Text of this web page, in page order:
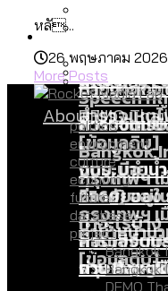
เรียนที่เรา
พัทยา
กทม. มีอำน
ที่อาศัยอยู่ใ
ขยะของคน
ฉะเชิงเทร
งบระบายน้
2569) ของ
ทำอะไรบ้าง
ความเกลีย
Speech ที่
ความขัดแ
กรุงเทพฯ
คอนเสิร์ตแ
งาน ตั้งแต่
สำรวจเศร
Bangkok
สำรวจงบป
ผ่าน
สังคมสูงวัย
ตายมากกว่
กรุงเทพฯ
กรุงเทพฯ
สำรวจเหตุ
[ข้อมูลดิบ]
คำนำหน้าน
[ข้อมูลดิบ]
Project
Bangkok
Bangkok
DEMO
About Us
หลั...
26 พฤษภาคม 2026
More Posts
politics
environment
culture
economy
future
database
project
Bangkok
Bangkok
DEMO